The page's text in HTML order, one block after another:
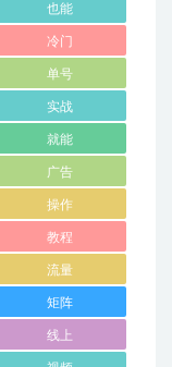
也能
冷门
单号
实战
就能
广告
操作
教程
流量
矩阵
线上